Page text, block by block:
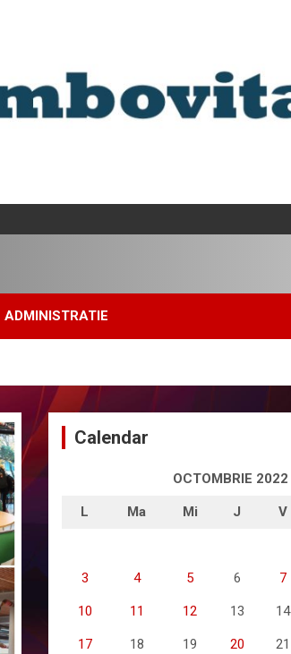
ADMINISTRATIE
Calendar
OCTOMBRIE 2022
L Ma Mi J V
3 4 5 6 7
10 11 12 13 14
17 18 19 20 21